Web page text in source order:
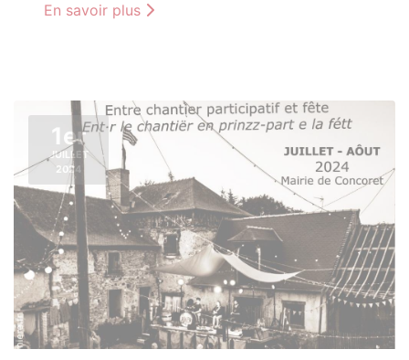
En savoir plus
1er
JUILLET
2024